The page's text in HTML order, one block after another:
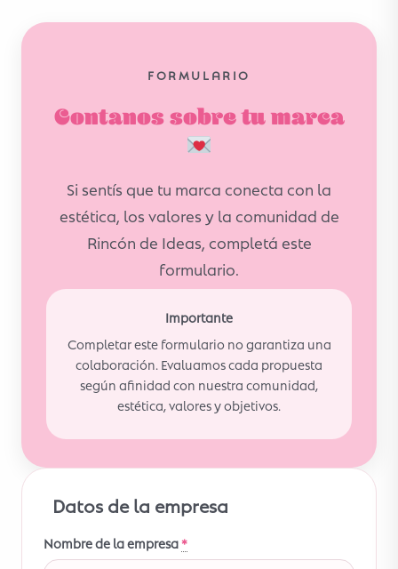
FORMULARIO
Contanos sobre tu marca
Si sentís que tu marca conecta con la
estética, los valores y la comunidad de
Rincón de Ideas, completá este
formulario.
Importante
Completar este formulario no garantiza una
colaboración. Evaluamos cada propuesta
según afinidad con nuestra comunidad,
estética, valores y objetivos.
Datos de la empresa
Nombre de la empresa*